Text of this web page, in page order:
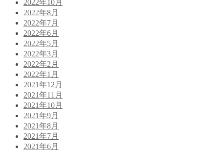
2022年10月
2022年8月
2022年7月
2022年6月
2022年5月
2022年3月
2022年2月
2022年1月
2021年12月
2021年11月
2021年10月
2021年9月
2021年8月
2021年7月
2021年6月